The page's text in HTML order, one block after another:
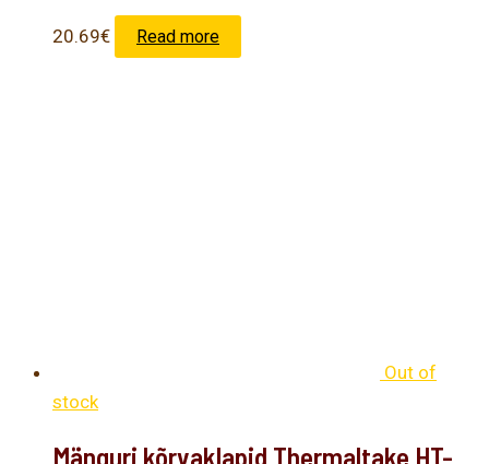
20.69€ Read more
Out of
stock
Mänguri kõrvaklapid Thermaltake HT-